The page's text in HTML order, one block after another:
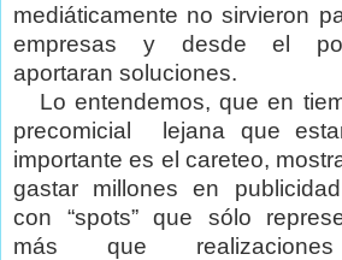
mediáticamente no sirvieron
empresas y desde el
aportaran soluciones.
Lo entendemos, que en
precomicial
lejana que
importante es el careteo,
gastar millones en
con “spots” que sólo
más que